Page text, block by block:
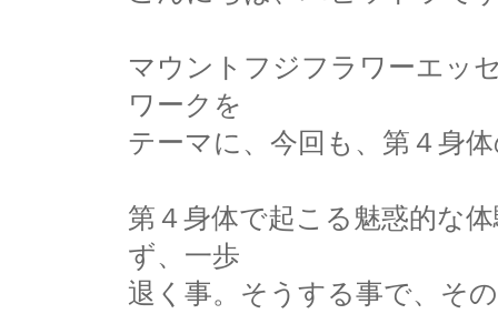
マウントフジフラワーエッ
ワークを
テーマに、今回も、第４身
第４身体で起こる魅惑的な
ず、一歩
退く事。そうする事で、そ